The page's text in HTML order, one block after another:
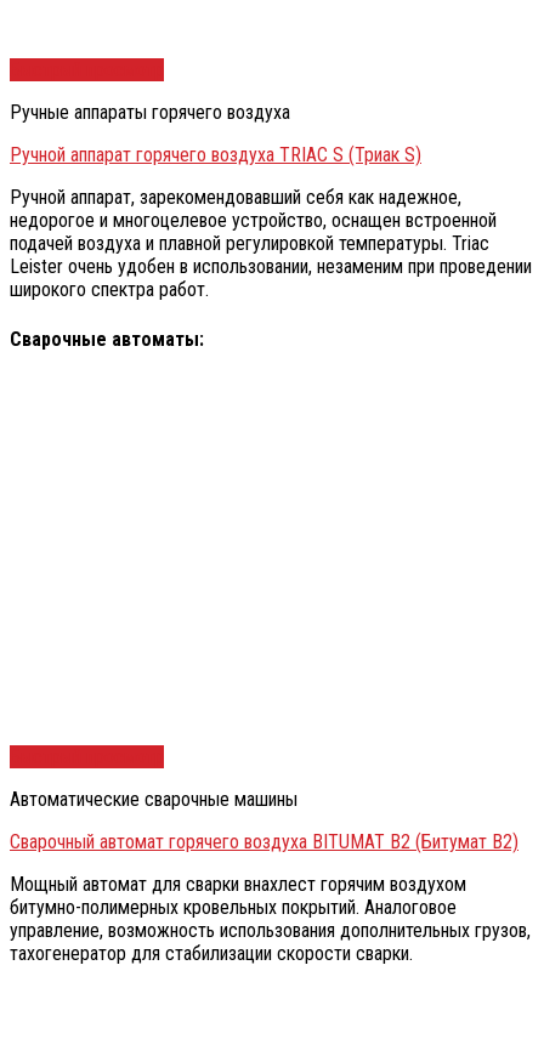
Ручные аппараты горячего воздуха
Ручной аппарат горячего воздуха TRIAC S (Триак S)
Ручной аппарат, зарекомендовавший себя как надежное,
недорогое и многоцелевое устройство, оснащен встроенной
подачей воздуха и плавной регулировкой температуры. Triac
Leister очень удобен в использовании, незаменим при проведении
широкого спектра работ.
Сварочные автоматы:
Автоматические сварочные машины
Сварочный автомат горячего воздуха BITUMAT B2 (Битумат В2)
Мощный автомат для сварки внахлест горячим воздухом
битумно-полимерных кровельных покрытий. Аналоговое
управление, возможность использования дополнительных грузов,
тахогенератор для стабилизации скорости сварки.